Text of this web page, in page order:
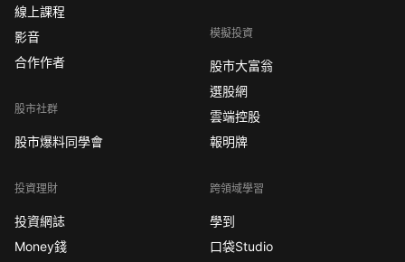
線上課程
影音
合作作者
股市社群
股市爆料同學會
投資理財
投資網誌
Money錢
模擬投資
股市大富翁
選股網
雲端控股
報明牌
跨領域學習
學到
口袋Studio